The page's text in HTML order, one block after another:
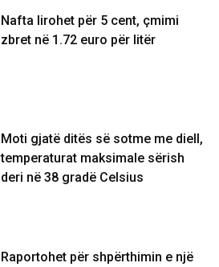
Nafta lirohet për 5 cent, çmimi
zbret në 1.72 euro për litër
Moti gjatë ditës së sotme me diell,
temperaturat maksimale sërish
deri në 38 gradë Celsius
Raportohet për shpërthimin e një